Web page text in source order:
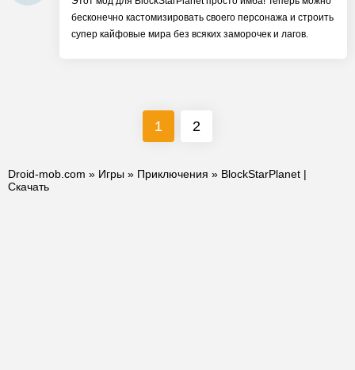
бесконечно кастомизировать своего персонажа и строить
супер кайфовые мира без всяких заморочек и лагов.
1 2
Droid-mob.com » Игры » Приключения » BlockStarPlanet |
Скачать